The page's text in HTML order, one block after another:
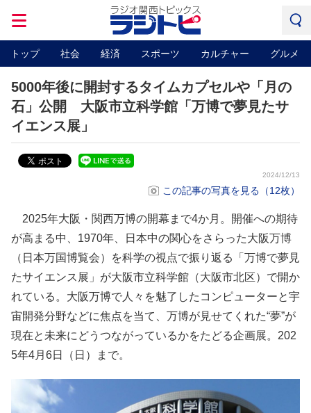
トップ 社会 経済 スポーツ カルチャー グルメ
5000年後に開封するタイムカプセルや「月の
石」公開 大阪市立科学館「万博で夢見たサ
イエンス展」
2024/12/13
この記事の写真を見る（12枚）
2025年大阪・関西万博の開幕まで4か月。開催への期待
が高まる中、1970年、日本中の関心をさらった大阪万博
（日本万国博覧会）を科学の視点で振り返る「万博で夢見
たサイエンス展」が大阪市立科学館（大阪市北区）で開か
れている。大阪万博で人々を魅了したコンピューターと宇
宙開発分野などに焦点を当て、万博が見せてくれた“夢”が
現在と未来にどうつながっているかをたどる企画展。202
5年4月6日（日）まで。